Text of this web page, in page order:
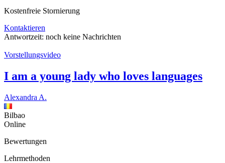
Kostenfreie Stornierung
Kontaktieren
Antwortzeit: noch keine Nachrichten
Vorstellungsvideo
I am a young lady who loves languages
Alexandra A.
Bilbao
Online
Bewertungen
Lehrmethoden